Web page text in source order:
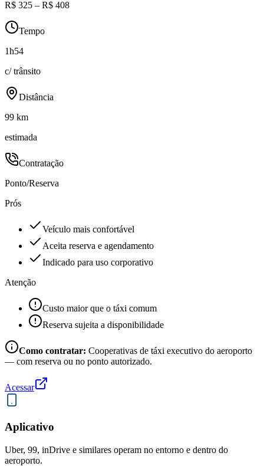
R$ 325 – R$ 408
Tempo
1h54
c/ trânsito
Distância
99 km
estimada
Contratação
Ponto/Reserva
Prós
Veículo mais confortável
Aceita reserva e agendamento
Indicado para uso corporativo
Atenção
Custo maior que o táxi comum
Reserva sujeita a disponibilidade
Como contratar: Cooperativas de táxi executivo do aeroporto
— com reserva ou no ponto autorizado.
Acessar
Aplicativo
Uber, 99, inDrive e similares operam no entorno e dentro do
aeroporto.